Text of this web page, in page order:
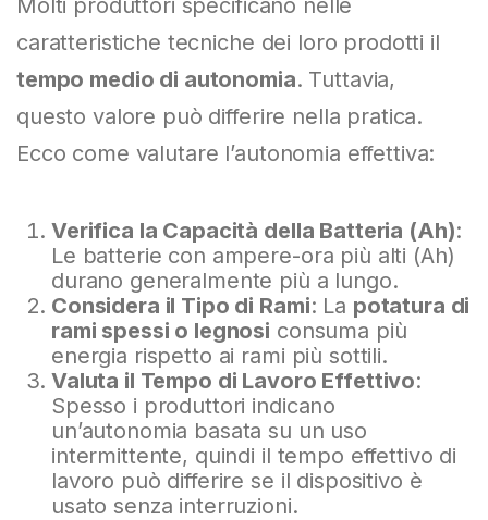
Molti produttori specificano nelle
caratteristiche tecniche dei loro prodotti il
tempo medio di autonomia. Tuttavia,
questo valore può differire nella pratica.
Ecco come valutare l’autonomia effettiva:
Verifica la Capacità della Batteria (Ah):
Le batterie con ampere-ora più alti (Ah)
durano generalmente più a lungo.
Considera il Tipo di Rami: La potatura di
rami spessi o legnosi consuma più
energia rispetto ai rami più sottili.
Valuta il Tempo di Lavoro Effettivo:
Spesso i produttori indicano
un’autonomia basata su un uso
intermittente, quindi il tempo effettivo di
lavoro può differire se il dispositivo è
usato senza interruzioni.